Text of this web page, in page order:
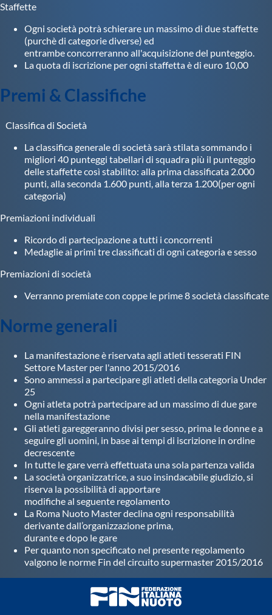
Staffette
Ogni società potrà schierare un massimo di due staffette
(purchè di categorie diverse) ed
entrambe concorreranno all'acquisizione del punteggio.
La quota di iscrizione per ogni staffetta è di euro 10,00
Premi & Classifiche
Classifica di Società
La classifica generale di società sarà stilata sommando i
migliori 40 punteggi tabellari di squadra più il punteggio
delle staffette così stabilito: alla prima classificata 2.000
punti, alla seconda 1.600 punti, alla terza 1.200(per ogni
categoria)
Premiazioni individuali
Ricordo di partecipazione a tutti i concorrenti
Medaglie ai primi tre classificati di ogni categoria e sesso
Premiazioni di società
Verranno premiate con coppe le prime 8 società classificate
Norme generali
La manifestazione è riservata agli atleti tesserati FIN
Settore Master per l'anno 2015/2016
Sono ammessi a partecipare gli atleti della categoria Under
25
Ogni atleta potrà partecipare ad un massimo di due gare
nella manifestazione
Gli atleti gareggeranno divisi per sesso, prima le donne e a
seguire gli uomini, in base ai tempi di iscrizione in ordine
decrescente
In tutte le gare verrà effettuata una sola partenza valida
La società organizzatrice, a suo insindacabile giudizio, si
riserva la possibilità di apportare
modifiche al seguente regolamento
La Roma Nuoto Master declina ogni responsabilità
derivante dall’organizzazione prima,
durante e dopo le gare
Per quanto non specificato nel presente regolamento
valgono le norme Fin del circuito supermaster 2015/2016